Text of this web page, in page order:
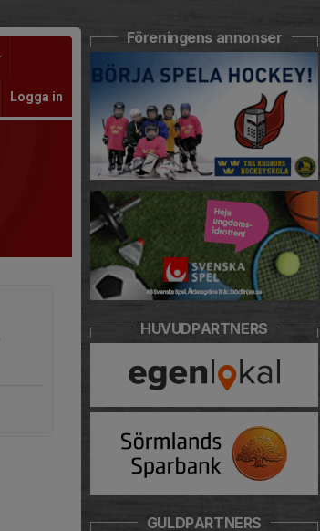
Logga in
Föreningens annonser
HUVUDPARTNERS
GULDPARTNERS